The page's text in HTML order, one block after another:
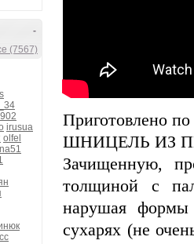
-
(7567)
irusua
olfel
Приготовлено
ШНИЦЕЛЬ ИЗ
Зачищенную,
толщиной с
нарушая формы
сухарях (не